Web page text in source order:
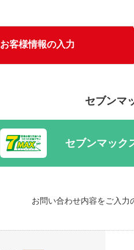
お客様情報の入力
セブンマ
セブンマック
お問い合わせ内容をご入力